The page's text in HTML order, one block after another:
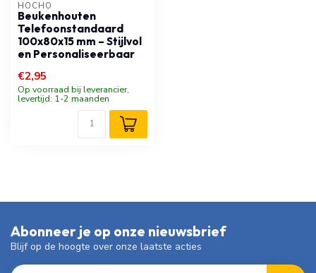
HOCHO
Beukenhouten
Telefoonstandaard
100x80x15 mm – Stijlvol
en Personaliseerbaar
€2,95
Op voorraad bij leverancier,
levertijd: 1-2 maanden
Abonneer je op onze nieuwsbrief
Blijf op de hoogte over onze laatste acties